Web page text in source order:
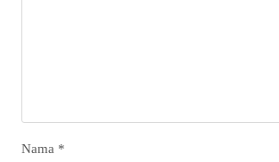
Nama *